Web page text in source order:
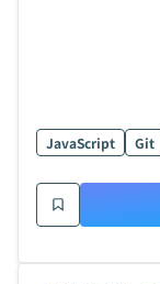
JavaScript Git